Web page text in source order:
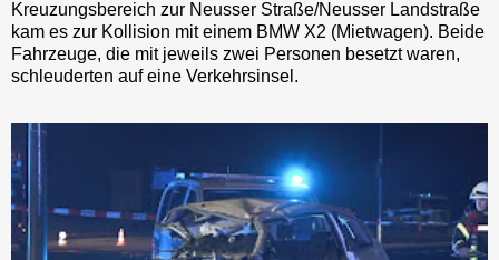
Kreuzungsbereich zur Neusser Straße/Neusser Landstraße
kam es zur Kollision mit einem BMW X2 (Mietwagen). Beide
Fahrzeuge, die mit jeweils zwei Personen besetzt waren,
schleuderten auf eine Verkehrsinsel.